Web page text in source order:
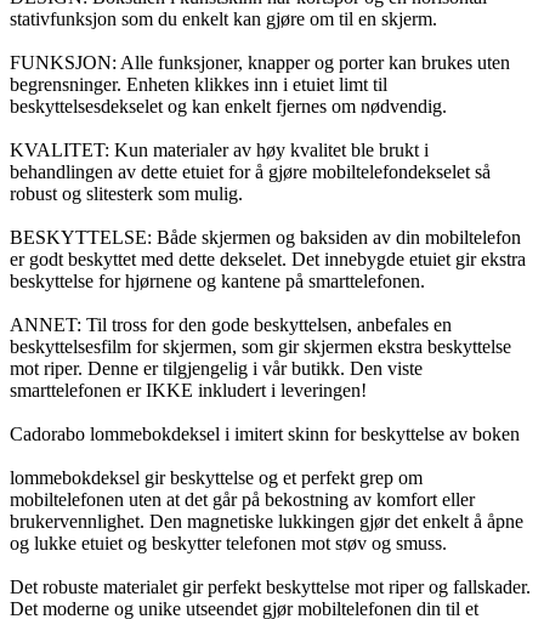
stativfunksjon som du enkelt kan gjøre om til en skjerm.
FUNKSJON: Alle funksjoner, knapper og porter kan brukes uten
begrensninger. Enheten klikkes inn i etuiet limt til
beskyttelsesdekselet og kan enkelt fjernes om nødvendig.
KVALITET: Kun materialer av høy kvalitet ble brukt i
behandlingen av dette etuiet for å gjøre mobiltelefondekselet så
robust og slitesterk som mulig.
BESKYTTELSE: Både skjermen og baksiden av din mobiltelefon
er godt beskyttet med dette dekselet. Det innebygde etuiet gir ekstra
beskyttelse for hjørnene og kantene på smarttelefonen.
ANNET: Til tross for den gode beskyttelsen, anbefales en
beskyttelsesfilm for skjermen, som gir skjermen ekstra beskyttelse
mot riper. Denne er tilgjengelig i vår butikk. Den viste
smarttelefonen er IKKE inkludert i leveringen!
Cadorabo lommebokdeksel i imitert skinn for beskyttelse av boken
lommebokdeksel gir beskyttelse og et perfekt grep om
mobiltelefonen uten at det går på bekostning av komfort eller
brukervennlighet. Den magnetiske lukkingen gjør det enkelt å åpne
og lukke etuiet og beskytter telefonen mot støv og smuss.
Det robuste materialet gir perfekt beskyttelse mot riper og fallskader.
Det moderne og unike utseendet gjør mobiltelefonen din til et